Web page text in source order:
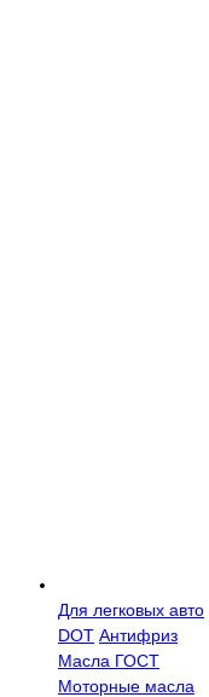
Для легковых авто
DOT Антифриз
Масла ГОСТ
Моторные масла